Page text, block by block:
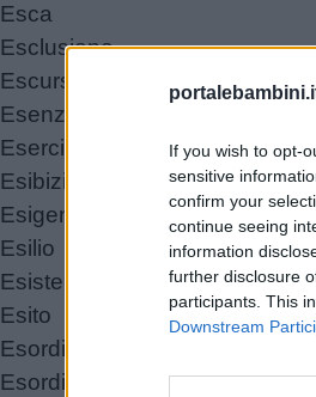
If you wish to opt-
sensitive
confirm your
continue seeing
information
further disclosure
participants. This
Downstream
Esca
Esclusione
Escursione
Esenzione
Esercizio
Esibizione
Esigenza
Esilio
Esistenza
Esito
Esordiente
Esordio